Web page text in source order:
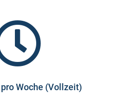
Woche (Vollzeit)